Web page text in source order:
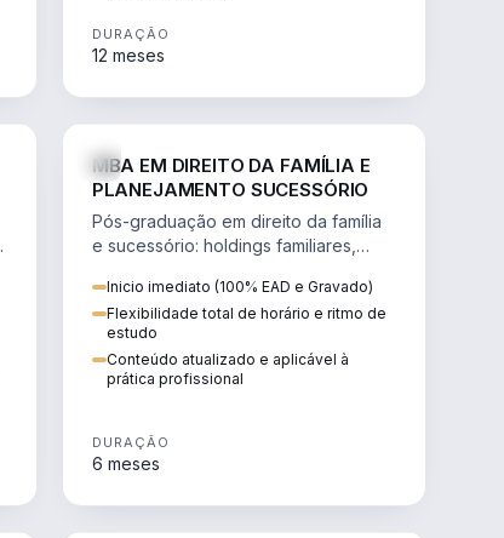
DURAÇÃO
12 meses
MBA EM DIREITO DA FAMÍLIA E
PLANEJAMENTO SUCESSÓRIO
Pós-graduação em direito da família
e sucessório: holdings familiares,
tributação da sucessão.
Inicio imediato (100% EAD e Gravado)
Flexibilidade total de horário e ritmo de
estudo
Conteúdo atualizado e aplicável à
prática profissional
DURAÇÃO
6 meses